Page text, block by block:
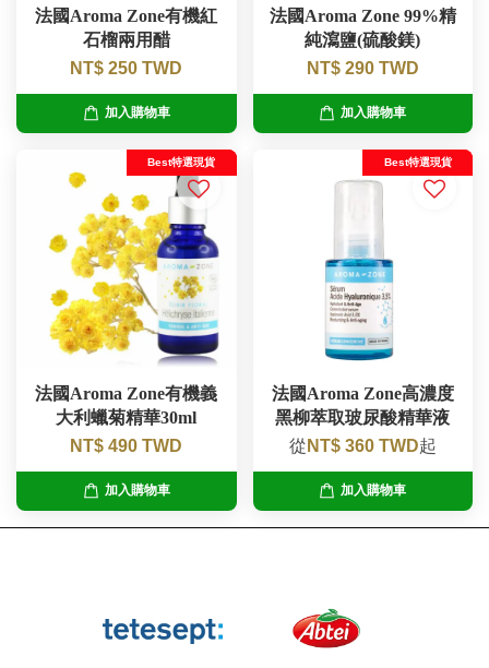
法國Aroma Zone有機紅
石榴兩用醋
NT$ 250 TWD
加入購物車
法國Aroma Zone 99%精
純瀉鹽(硫酸鎂)
NT$ 290 TWD
加入購物車
Best特選現貨
法國Aroma Zone有機義
大利蠟菊精華30ml
NT$ 490 TWD
加入購物車
Best特選現貨
法國Aroma Zone高濃度
黑柳萃取玻尿酸精華液
從 NT$ 360 TWD起
加入購物車